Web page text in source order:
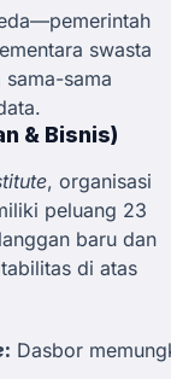
swasta
sama
& Bisnis)
, organisasi
peluang 23
baru dan
di atas
: Dasbor